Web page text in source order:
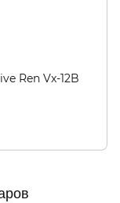
Ren Vx-12B